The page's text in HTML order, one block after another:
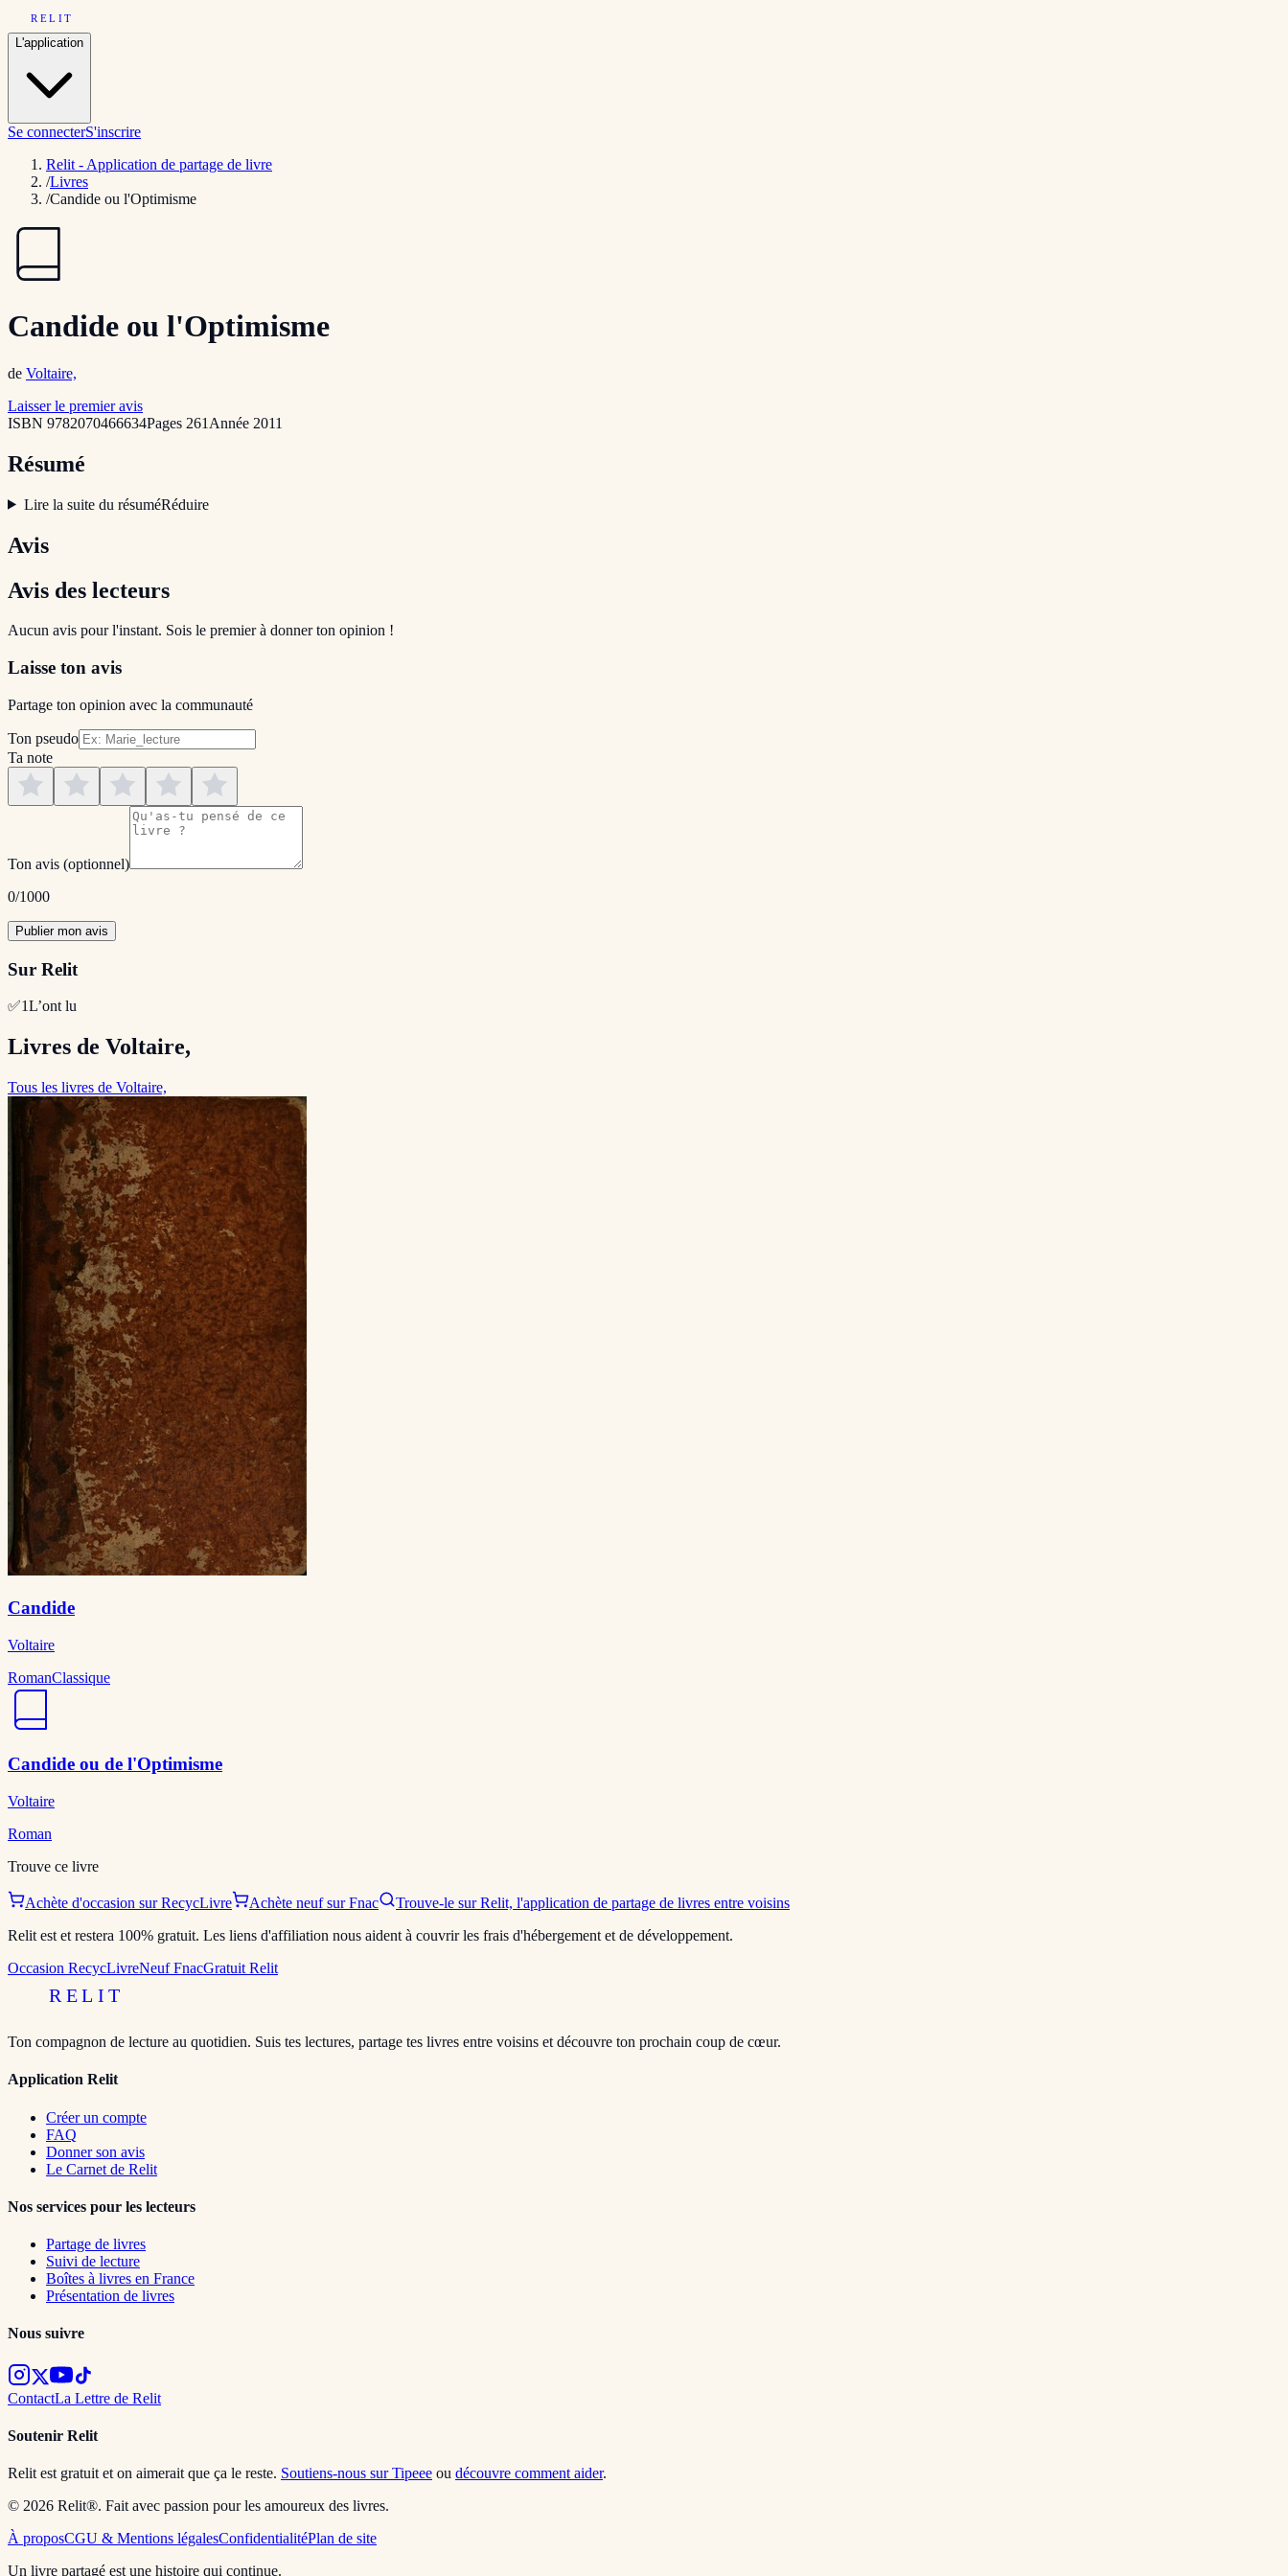
RELIT
L'application
Se connecterS'inscrire
Relit - Application de partage de livre
/Livres
/Candide ou l'Optimisme
Candide ou l'Optimisme
de Voltaire,
Laisser le premier avis
ISBN 9782070466634Pages 261 Année 2011
Résumé
Lire la suite du résuméRéduire
Avis
Avis des lecteurs
Aucun avis pour l'instant. Sois le premier à donner ton opinion !
Laisse ton avis
Partage ton opinion avec la communauté
Ton pseudo
Ta note
Ton avis (optionnel)
0/1000
Publier mon avis
Sur Relit
✅1L’ont lu
Livres de Voltaire,
Tous les livres de Voltaire,
Candide
Voltaire
RomanClassique
Candide ou de l'Optimisme
Voltaire
Roman
Trouve ce livre
Achète d'occasion sur RecycLivre Achète neuf sur Fnac
Trouve-le sur Relit, l'application de partage de livres entre voisins
Relit est et restera 100% gratuit. Les liens d'affiliation nous aident à couvrir les frais d'hébergement et de développement.
Occasion RecycLivreNeuf FnacGratuit Relit
RELIT
Ton compagnon de lecture au quotidien. Suis tes lectures, partage tes livres entre voisins et découvre ton prochain coup de cœur.
Application Relit
Créer un compte
FAQ
Donner son avis
Le Carnet de Relit
Nos services pour les lecteurs
Partage de livres
Suivi de lecture
Boîtes à livres en France
Présentation de livres
Nous suivre
ContactLa Lettre de Relit
Soutenir Relit
Relit est gratuit et on aimerait que ça le reste. Soutiens-nous sur Tipeee ou découvre comment aider.
© 2026 Relit®. Fait avec passion pour les amoureux des livres.
À proposCGU & Mentions légalesConfidentialitéPlan de site
Un livre partagé est une histoire qui continue.